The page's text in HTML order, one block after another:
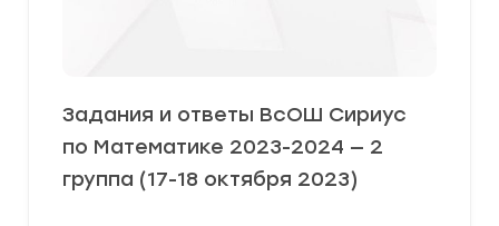
Задания и ответы ВсОШ Сириус
по Математике 2023-2024 — 2
группа (17-18 октября 2023)